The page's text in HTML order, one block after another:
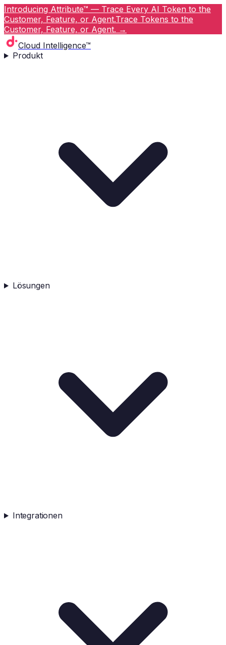
Introducing Attribute™ — Trace Every AI Token to the
Customer, Feature, or Agent.Trace Tokens to the
Customer, Feature, or Agent. →
Cloud Intelligence™
Produkt
Lösungen
Integrationen